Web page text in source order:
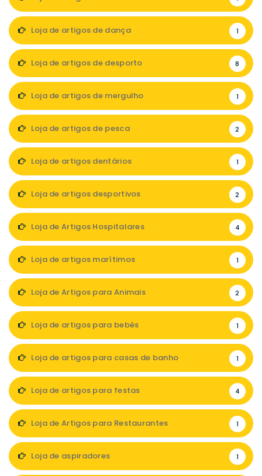
Loja de artigos de dança 1
Loja de artigos de desporto 8
Loja de artigos de mergulho 1
Loja de artigos de pesca 2
Loja de artigos dentários 1
Loja de artigos desportivos 2
Loja de Artigos Hospitalares 4
Loja de artigos marítimos 1
Loja de Artigos para Animais 2
Loja de artigos para bebés 1
Loja de artigos para casas de banho 1
Loja de artigos para festas 4
Loja de Artigos para Restaurantes 1
Loja de aspiradores 1